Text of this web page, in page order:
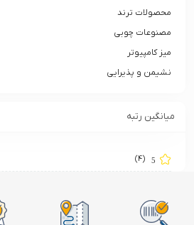
محصولات ترند
مصنوعات چوبی
میز کامپیوتر
نشیمن و پذیرایی
میانگین رتبه
5
(4)